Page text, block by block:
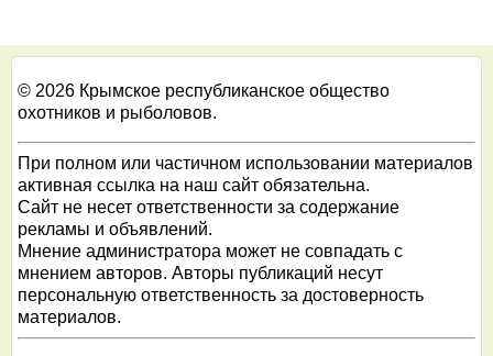
© 2026 Крымское республиканское общество
охотников и рыболовов.
При полном или частичном использовании материалов
активная ссылка на наш сайт обязательна.
Сайт не несет ответственности за содержание
рекламы и объявлений.
Мнение администратора может не совпадать с
мнением авторов. Авторы публикаций несут
персональную ответственность за достоверность
материалов.